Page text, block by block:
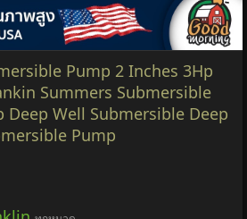
Pump 2 Inches 3Hp
Summers Submersible
Deep Well Submersible Deep
Pump